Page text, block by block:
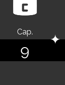
Cap.
9